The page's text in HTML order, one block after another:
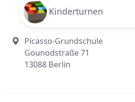
Kinderturnen
Picasso-Grundschule
Gounodstraße 71
13088 Berlin